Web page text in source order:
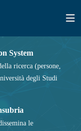
System
ricerca (persone,
degli Studi
le